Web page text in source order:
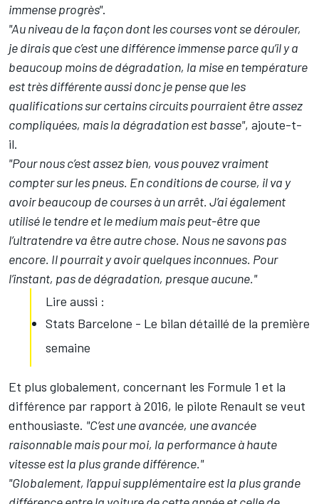
immense progrès".
"Au niveau de la façon dont les courses vont se dérouler,
je dirais que c’est une différence immense parce qu’il y a
beaucoup moins de dégradation, la mise en température
est très différente aussi donc je pense que les
qualifications sur certains circuits pourraient être assez
compliquées, mais la dégradation est basse", ajoute-t-
il.
"Pour nous c’est assez bien, vous pouvez vraiment
compter sur les pneus. En conditions de course, il va y
avoir beaucoup de courses à un arrêt. J’ai également
utilisé le tendre et le medium mais peut-être que
l’ultratendre va être autre chose. Nous ne savons pas
encore. Il pourrait y avoir quelquesinconnues. Pour
l’instant, pas de dégradation, presque aucune."
Lire aussi :
Stats Barcelone - Le bilan détaillé de la première
semaine
Et plus globalement, concernant les Formule 1 et la
différence par rapport à 2016, le pilote Renault se veut
enthousiaste. "C’est une avancée, une avancée
raisonnable mais pour moi, la performance à haute
vitesse est la plus grande différence."
"Globalement, l’appui supplémentaire est la plus grande